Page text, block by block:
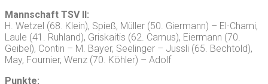
Mannschaft TSV II:
H. Wetzel (68. Klein), Spieß, Müller (50. Giermann) – El-Chami,
Laule (41. Ruhland), Griskaitis (62. Camus), Eiermann (70.
Geibel), Contin – M. Bayer, Seelinger – Jussli (65. Bechtold),
May, Fournier, Wenz (70. Köhler) – Adolf
Punkte: